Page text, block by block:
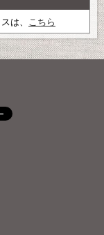
は、 こちら